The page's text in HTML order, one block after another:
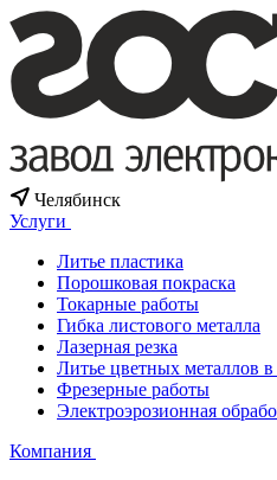
Челябинск
Услуги
Литье пластика
Порошковая покраска
Токарные работы
Гибка листового металла
Лазерная резка
Литье цветных металлов
Фрезерные работы
Электроэрозионная
Компания